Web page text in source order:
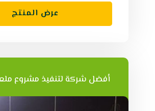
عرض المنتج
أفضل شركة لتنفيذ مشروع